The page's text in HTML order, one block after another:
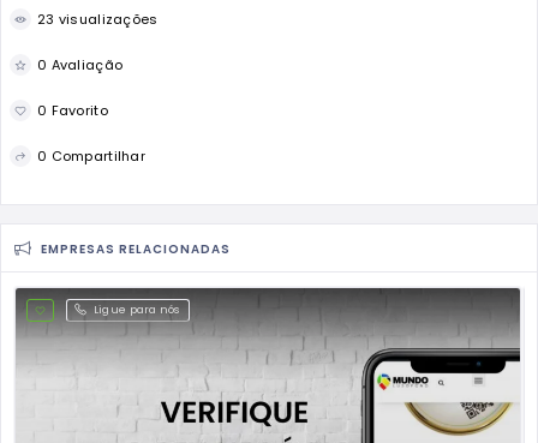
23 visualizações
0 Avaliação
0 Favorito
0 Compartilhar
EMPRESAS RELACIONADAS
Ligue para nós